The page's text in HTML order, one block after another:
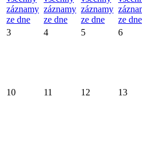
záznamy
ze dne
záznamy
ze dne
záznamy
ze dne
ze dne
3 4 5 6
10 11 12 13